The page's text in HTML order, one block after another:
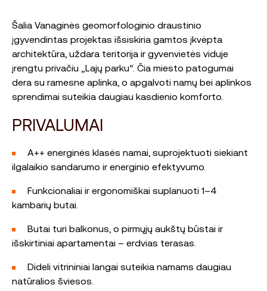
Šalia Vanaginės geomorfologinio draustinio
įgyvendintas projektas išsiskiria gamtos įkvėpta
architektūra, uždara teritorija ir gyvenvietės viduje
įrengtu privačiu „Lajų parku“. Čia miesto patogumai
dera su ramesne aplinka, o apgalvoti namų bei aplinkos
sprendimai suteikia daugiau kasdienio komforto.
PRIVALUMAI
A++ energinės klasės namai, suprojektuoti siekiant
ilgalaikio sandarumo ir energinio efektyvumo.
Funkcionaliai ir ergonomiškai suplanuoti 1–4
kambarių butai.
Butai turi balkonus, o pirmųjų aukštų būstai ir
išskirtiniai apartamentai – erdvias terasas.
Dideli vitrininiai langai suteikia namams daugiau
natūralios šviesos.